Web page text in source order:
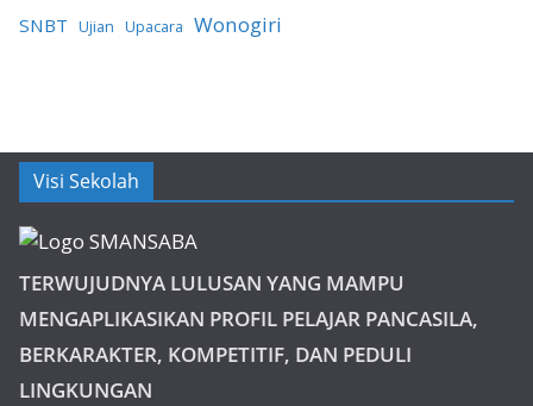
SNBT Ujian Upacara Wonogiri
Visi Sekolah
TERWUJUDNYA LULUSAN YANG MAMPU
MENGAPLIKASIKAN PROFIL PELAJAR PANCASILA,
BERKARAKTER, KOMPETITIF, DAN PEDULI
LINGKUNGAN